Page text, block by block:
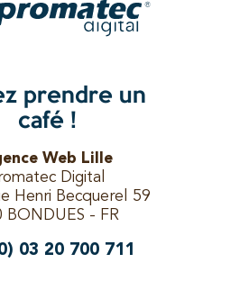
prendre un
café !
Web Lille
Digital
Henri Becquerel 59
BONDUES - FR
03 20 700 711